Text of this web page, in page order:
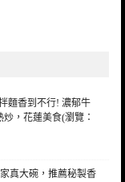
麵香到不行! 濃郁牛
，花蓮美食(瀏覽：
真大碗，推薦秘製香